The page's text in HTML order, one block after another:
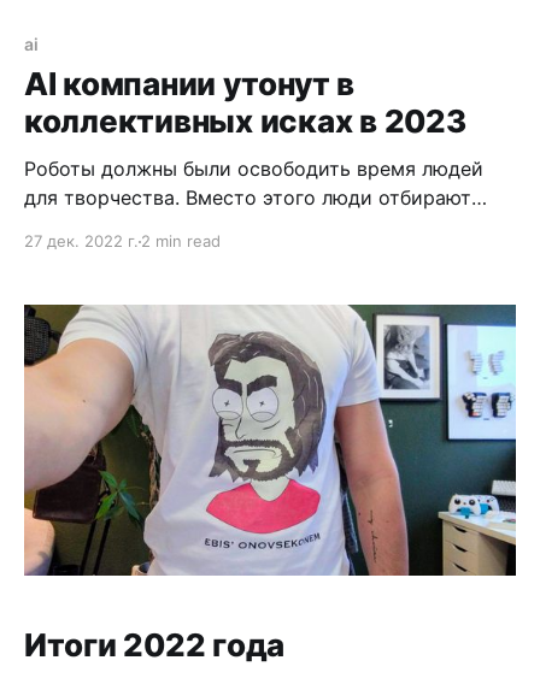
ai
AI компании утонут в
коллективных исках в 2023
Роботы должны были освободить время людей
для творчества. Вместо этого люди отбирают
Но зачем их переубеждать? ЧатГЭПЭТЕ и
класс. Ну а что сделаешь, если людям больше
нравится машины мыть чем писать стихи. Я вижу
три варианта развития
27 дек. 2022 г. 2 min read
Итоги 2022 года